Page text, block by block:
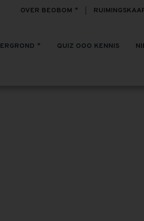
OVER BEOBOM
QUIZ OOO KENNIS